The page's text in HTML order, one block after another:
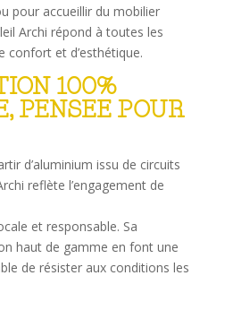
pour accueillir du mobilier
Archi répond à toutes les
confort et d’esthétique.
100%
PENSEE POUR
d’aluminium issu de circuits
reflète l’engagement de
et responsable. Sa
haut de gamme en font une
de résister aux conditions les